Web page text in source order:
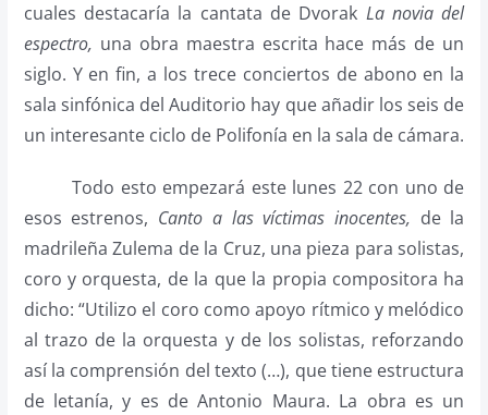
cuales destacaría la cantata de Dvorak La novia del
espectro, una obra maestra escrita hace más de un
siglo. Y en fin, a los trece conciertos de abono en la
sala sinfónica del Auditorio hay que añadir los seis de
un interesante ciclo de Polifonía en la sala de cámara.
Todo esto empezará este lunes 22 con uno de
esos estrenos, Canto a las víctimas inocentes, de la
madrileña Zulema de la Cruz, una pieza para solistas,
coro y orquesta, de la que la propia compositora ha
dicho: “Utilizo el coro como apoyo rítmico y melódico
al trazo de la orquesta y de los solistas, reforzando
así la comprensión del texto (…), que tiene estructura
de letanía, y es de Antonio Maura. La obra es un